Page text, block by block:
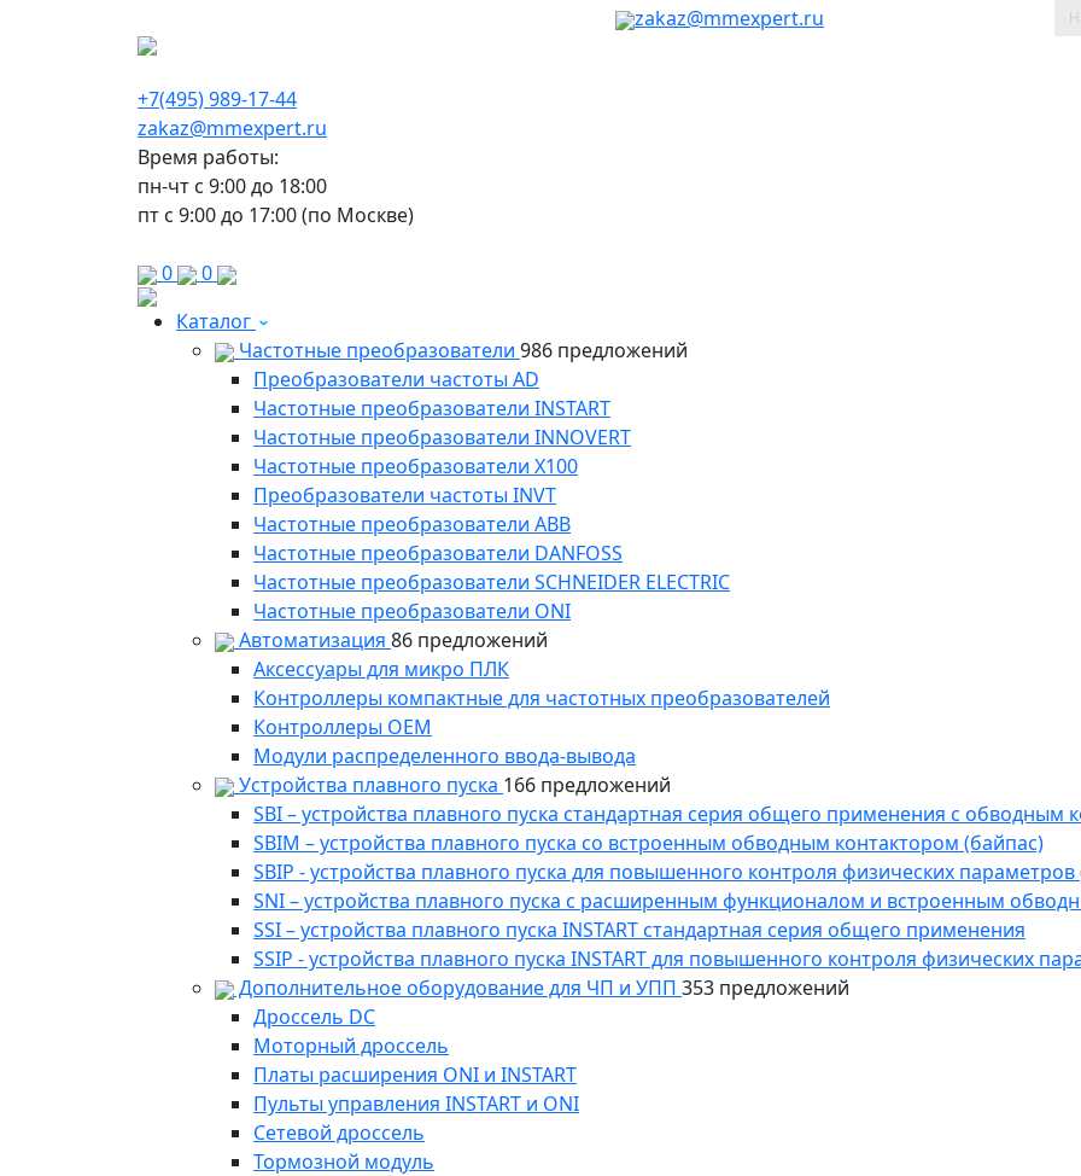
zakaz@mmexpert.ru
+7(495) 989-17-44
zakaz@mmexpert.ru
Время работы:
пн-чт с 9:00 до 18:00
пт с 9:00 до 17:00 (по Москве)
0
0
Каталог
Частотные преобразователи 986 предложений
Преобразователи частоты AD
Частотные преобразователи INSTART
Частотные преобразователи INNOVERT
Частотные преобразователи Х100
Преобразователи частоты INVT
Частотные преобразователи ABB
Частотные преобразователи DANFOSS
Частотные преобразователи SCHNEIDER ELECTRIC
Частотные преобразователи ONI
Автоматизация 86 предложений
Аксессуары для микро ПЛК
Контроллеры компактные для частотных преобразователей
Контроллеры ОЕМ
Модули распределенного ввода-вывода
Устройства плавного пуска 166 предложений
SBI – устройства плавного пуска стандартная серия общего применения с обводным
SBIM – устройства плавного пуска со встроенным обводным контактором (байпас)
SBIP - устройства плавного пуска для повышенного контроля физических
SNI – устройства плавного пуска с расширенным функционалом и встроенным
SSI – устройства плавного пуска INSTART стандартная серия общего применения
SSIP - устройства плавного пуска INSTART для повышенного контроля физических
Дополнительное оборудование для ЧП и УПП 353 предложений
Дроссель DC
Моторный дроссель
Платы расширения ONI и INSTART
Пульты управления INSTART и ONI
Сетевой дроссель
Тормозной модуль